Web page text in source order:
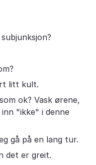
litt kult.
ok? Vask ørene,
"ikke" i denne
gå på en lang tur.
det er greit.